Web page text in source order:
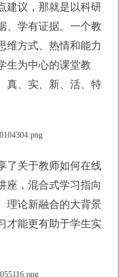
建议，那就是以科研
、学有证据。一个教
维方式、热情和能力
生为中心的课堂教
真、实、新、活、特
了关于教师如何在线
座，混合式学习指向
理论新融合的大背景
才能更有助于学生实